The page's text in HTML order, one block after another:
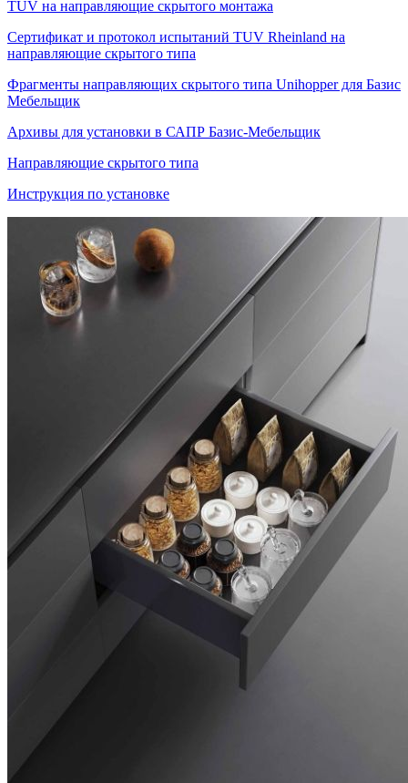
TUV на направляющие скрытого монтажа
Сертификат и протокол испытаний TUV Rheinland на
направляющие скрытого типа
Фрагменты направляющих скрытого типа Unihopper для Базис
Мебельщик
Архивы для установки в САПР Базис-Мебельщик
Направляющие скрытого типа
Инструкция по установке